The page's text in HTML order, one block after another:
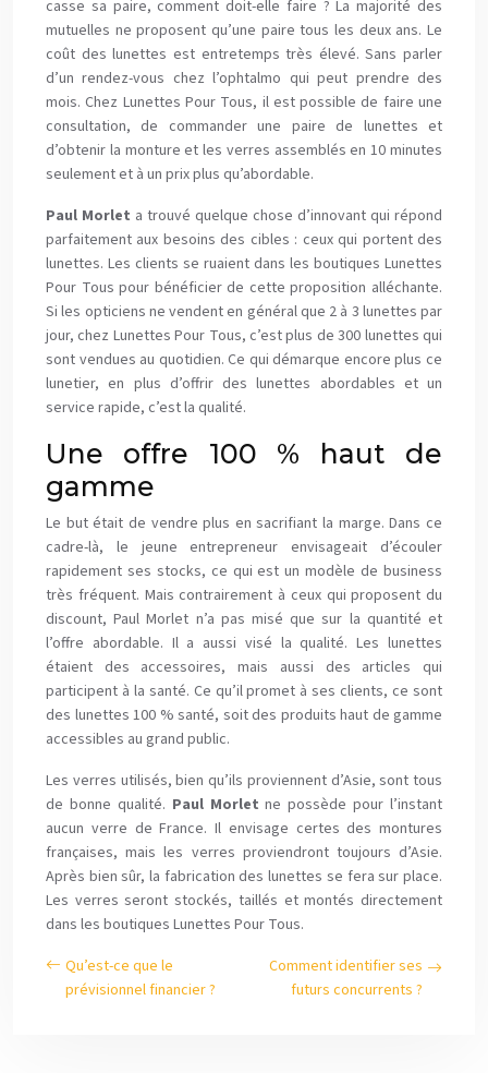
casse sa paire, comment doit-elle faire ? La majorité des
mutuelles ne proposent qu’une paire tous les deux ans. Le
coût des lunettes est entretemps très élevé. Sans parler
d’un rendez-vous chez l’ophtalmo qui peut prendre des
mois. Chez Lunettes Pour Tous, il est possible de faire une
consultation, de commander une paire de lunettes et
d’obtenir la monture et les verres assemblés en 10 minutes
seulement et à un prix plus qu’abordable.
Paul Morlet a trouvé quelque chose d’innovant qui répond
parfaitement aux besoins des cibles : ceux qui portent des
lunettes. Les clients se ruaient dans les boutiques Lunettes
Pour Tous pour bénéficier de cette proposition alléchante.
Si les opticiens ne vendent en général que 2 à 3 lunettes par
jour, chez Lunettes Pour Tous, c’est plus de 300 lunettes qui
sont vendues au quotidien. Ce qui démarque encore plus ce
lunetier, en plus d’offrir des lunettes abordables et un
service rapide, c’est la qualité.
Une offre 100 % haut de
gamme
Le but était de vendre plus en sacrifiant la marge. Dans ce
cadre-là, le jeune entrepreneur envisageait d’écouler
rapidement ses stocks, ce qui est un modèle de business
très fréquent. Mais contrairement à ceux qui proposent du
discount, Paul Morlet n’a pas misé que sur la quantité et
l’offre abordable. Il a aussi visé la qualité. Les lunettes
étaient des accessoires, mais aussi des articles qui
participent à la santé. Ce qu’il promet à ses clients, ce sont
des lunettes 100 % santé, soit des produits haut de gamme
accessibles au grand public.
Les verres utilisés, bien qu’ils proviennent d’Asie, sont tous
de bonne qualité. Paul Morlet ne possède pour l’instant
aucun verre de France. Il envisage certes des montures
françaises, mais les verres proviendront toujours d’Asie.
Après bien sûr, la fabrication des lunettes se fera sur place.
Les verres seront stockés, taillés et montés directement
dans les boutiques Lunettes Pour Tous.
Qu’est-ce que le
prévisionnel financier ?
Comment identifier ses
futurs concurrents ?